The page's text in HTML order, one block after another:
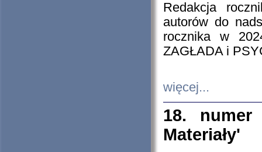
Redakcja
autorów do
rocznika w
ZAGŁADA i
więcej...
18. numer
Materiały'